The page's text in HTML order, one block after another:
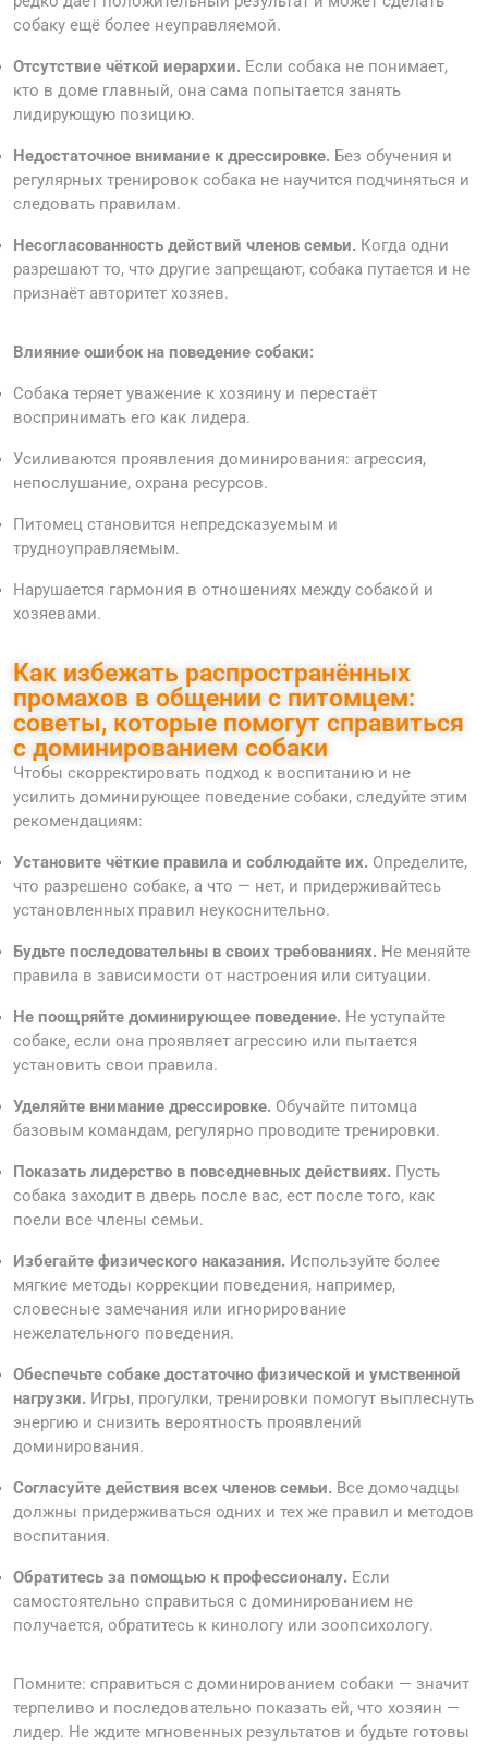
собаку ещё более неуправляемой.
Отсутствие чёткой иерархии. Если собака не понимает,
кто в доме главный, она сама попытается занять
лидирующую позицию.
Недостаточное внимание к дрессировке. Без обучения и
регулярных тренировок собака не научится подчиняться и
следовать правилам.
Несогласованность действий членов семьи. Когда одни
разрешают то, что другие запрещают, собака путается и не
признаёт авторитет хозяев.
Влияние ошибок на поведение собаки:
Собака теряет уважение к хозяину и перестаёт
воспринимать его как лидера.
Усиливаются проявления доминирования: агрессия,
непослушание, охрана ресурсов.
Питомец становится непредсказуемым и
трудноуправляемым.
Нарушается гармония в отношениях между собакой и
хозяевами.
Как избежать распространённых
промахов в общении с питомцем:
советы, которые помогут справиться
с доминированием собаки
Чтобы скорректировать подход к воспитанию и не
усилить доминирующее поведение собаки, следуйте этим
рекомендациям:
Установите чёткие правила и соблюдайте их. Определите,
что разрешено собаке, а что — нет, и придерживайтесь
установленных правил неукоснительно.
Будьте последовательны в своих требованиях. Не меняйте
правила в зависимости от настроения или ситуации.
Не поощряйте доминирующее поведение. Не уступайте
собаке, если она проявляет агрессию или пытается
установить свои правила.
Уделяйте внимание дрессировке. Обучайте питомца
базовым командам, регулярно проводите тренировки.
Показать лидерство в повседневных действиях. Пусть
собака заходит в дверь после вас, ест после того, как
поели все члены семьи.
Избегайте физического наказания. Используйте более
мягкие методы коррекции поведения, например,
словесные замечания или игнорирование
нежелательного поведения.
Обеспечьте собаке достаточно физической и умственной
нагрузки. Игры, прогулки, тренировки помогут выплеснуть
энергию и снизить вероятность проявлений
доминирования.
Согласуйте действия всех членов семьи. Все домочадцы
должны придерживаться одних и тех же правил и методов
воспитания.
Обратитесь за помощью к профессионалу. Если
самостоятельно справиться с доминированием не
получается, обратитесь к кинологу или зоопсихологу.
Помните: справиться с доминированием собаки — значит
терпеливо и последовательно показать ей, что хозяин —
лидер. Не ждите мгновенных результатов и будьте готовы